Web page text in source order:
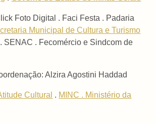
Foto Digital . Faci Festa . Padaria
Municipal de Cultura e Turismo
SENAC . Fecomércio e Sindcom de
Alzira Agostini Haddad
Cultural . MINC . Ministério da